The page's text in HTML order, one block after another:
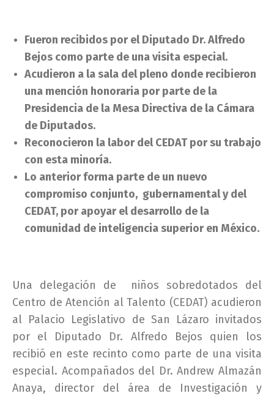
Fueron recibidos por el Diputado Dr. Alfredo
Bejos como parte de una visita especial.
Acudieron a la sala del pleno donde recibieron
una mención honoraria por parte de la
Presidencia de la Mesa Directiva de la Cámara
de Diputados.
Reconocieron la labor del CEDAT por su trabajo
con esta minoría.
Lo anterior forma parte de un nuevo
compromiso conjunto, gubernamental y del
CEDAT, por apoyar el desarrollo de la
comunidad de inteligencia superior en México.
Una delegación de niños sobredotados del
Centro de Atención al Talento (CEDAT) acudieron
al Palacio Legislativo de San Lázaro invitados
por el Diputado Dr. Alfredo Bejos quien los
recibió en este recinto como parte de una visita
especial. Acompañados del Dr. Andrew Almazán
Anaya, director del área de Investigación y